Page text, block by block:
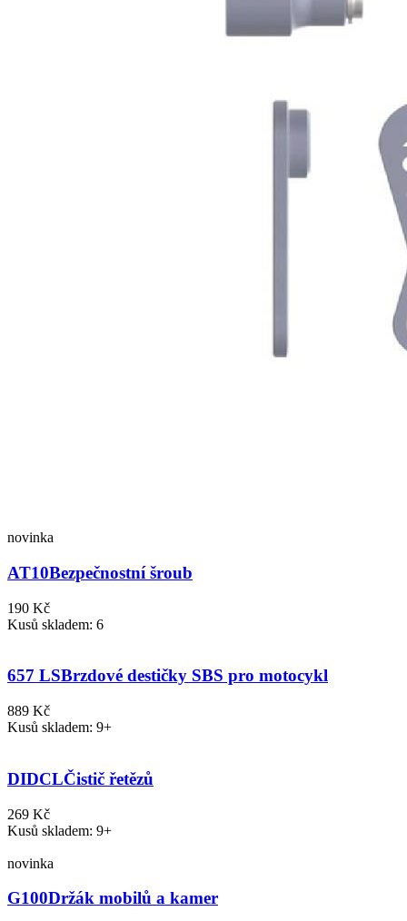
novinka
AT10Bezpečnostní šroub
190 Kč
Kusů skladem: 6
657 LSBrzdové destičky SBS pro motocykl
889 Kč
Kusů skladem: 9+
DIDCLČistič řetězů
269 Kč
Kusů skladem: 9+
novinka
G100Držák mobilů a kamer